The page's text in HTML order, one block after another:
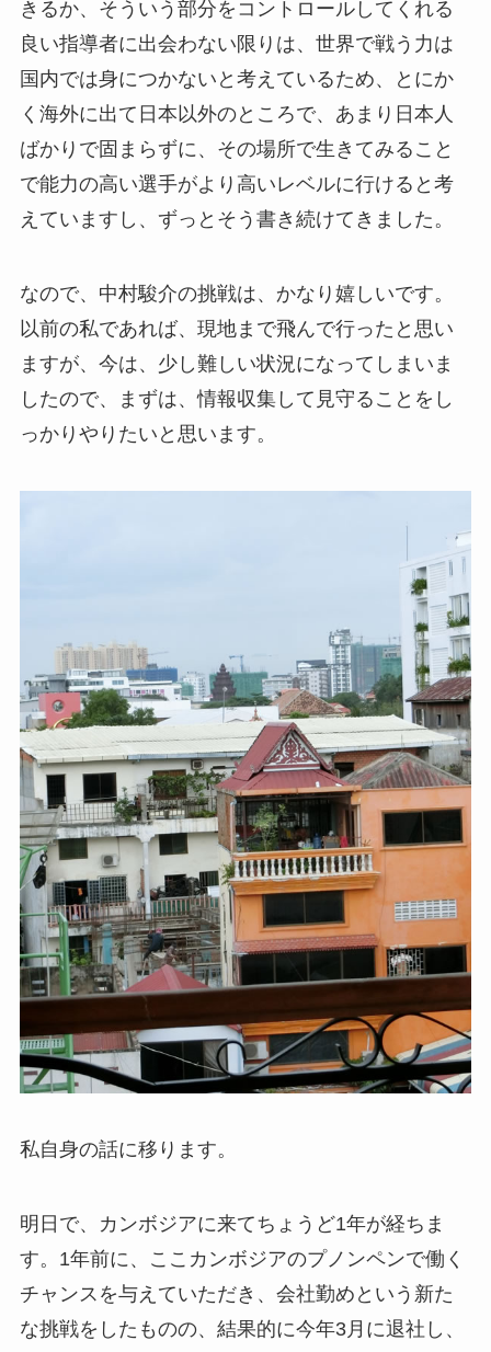
きるか、そういう部分をコントロールしてくれる
良い指導者に出会わない限りは、世界で戦う力は
国内では身につかないと考えているため、とにか
く海外に出て日本以外のところで、あまり日本人
ばかりで固まらずに、その場所で生きてみること
で能力の高い選手がより高いレベルに行けると考
えていますし、ずっとそう書き続けてきました。
なので、中村駿介の挑戦は、かなり嬉しいです。
以前の私であれば、現地まで飛んで行ったと思い
ますが、今は、少し難しい状況になってしまいま
したので、まずは、情報収集して見守ることをし
っかりやりたいと思います。
私自身の話に移ります。
明日で、カンボジアに来てちょうど1年が経ちま
す。1年前に、ここカンボジアのプノンペンで働く
チャンスを与えていただき、会社勤めという新た
な挑戦をしたものの、結果的に今年3月に退社し、